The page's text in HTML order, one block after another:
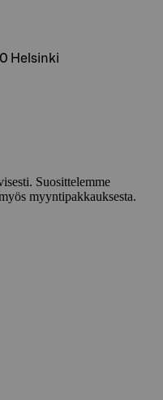
Helsinki
Suosittelemme
myyntipakkauksesta.